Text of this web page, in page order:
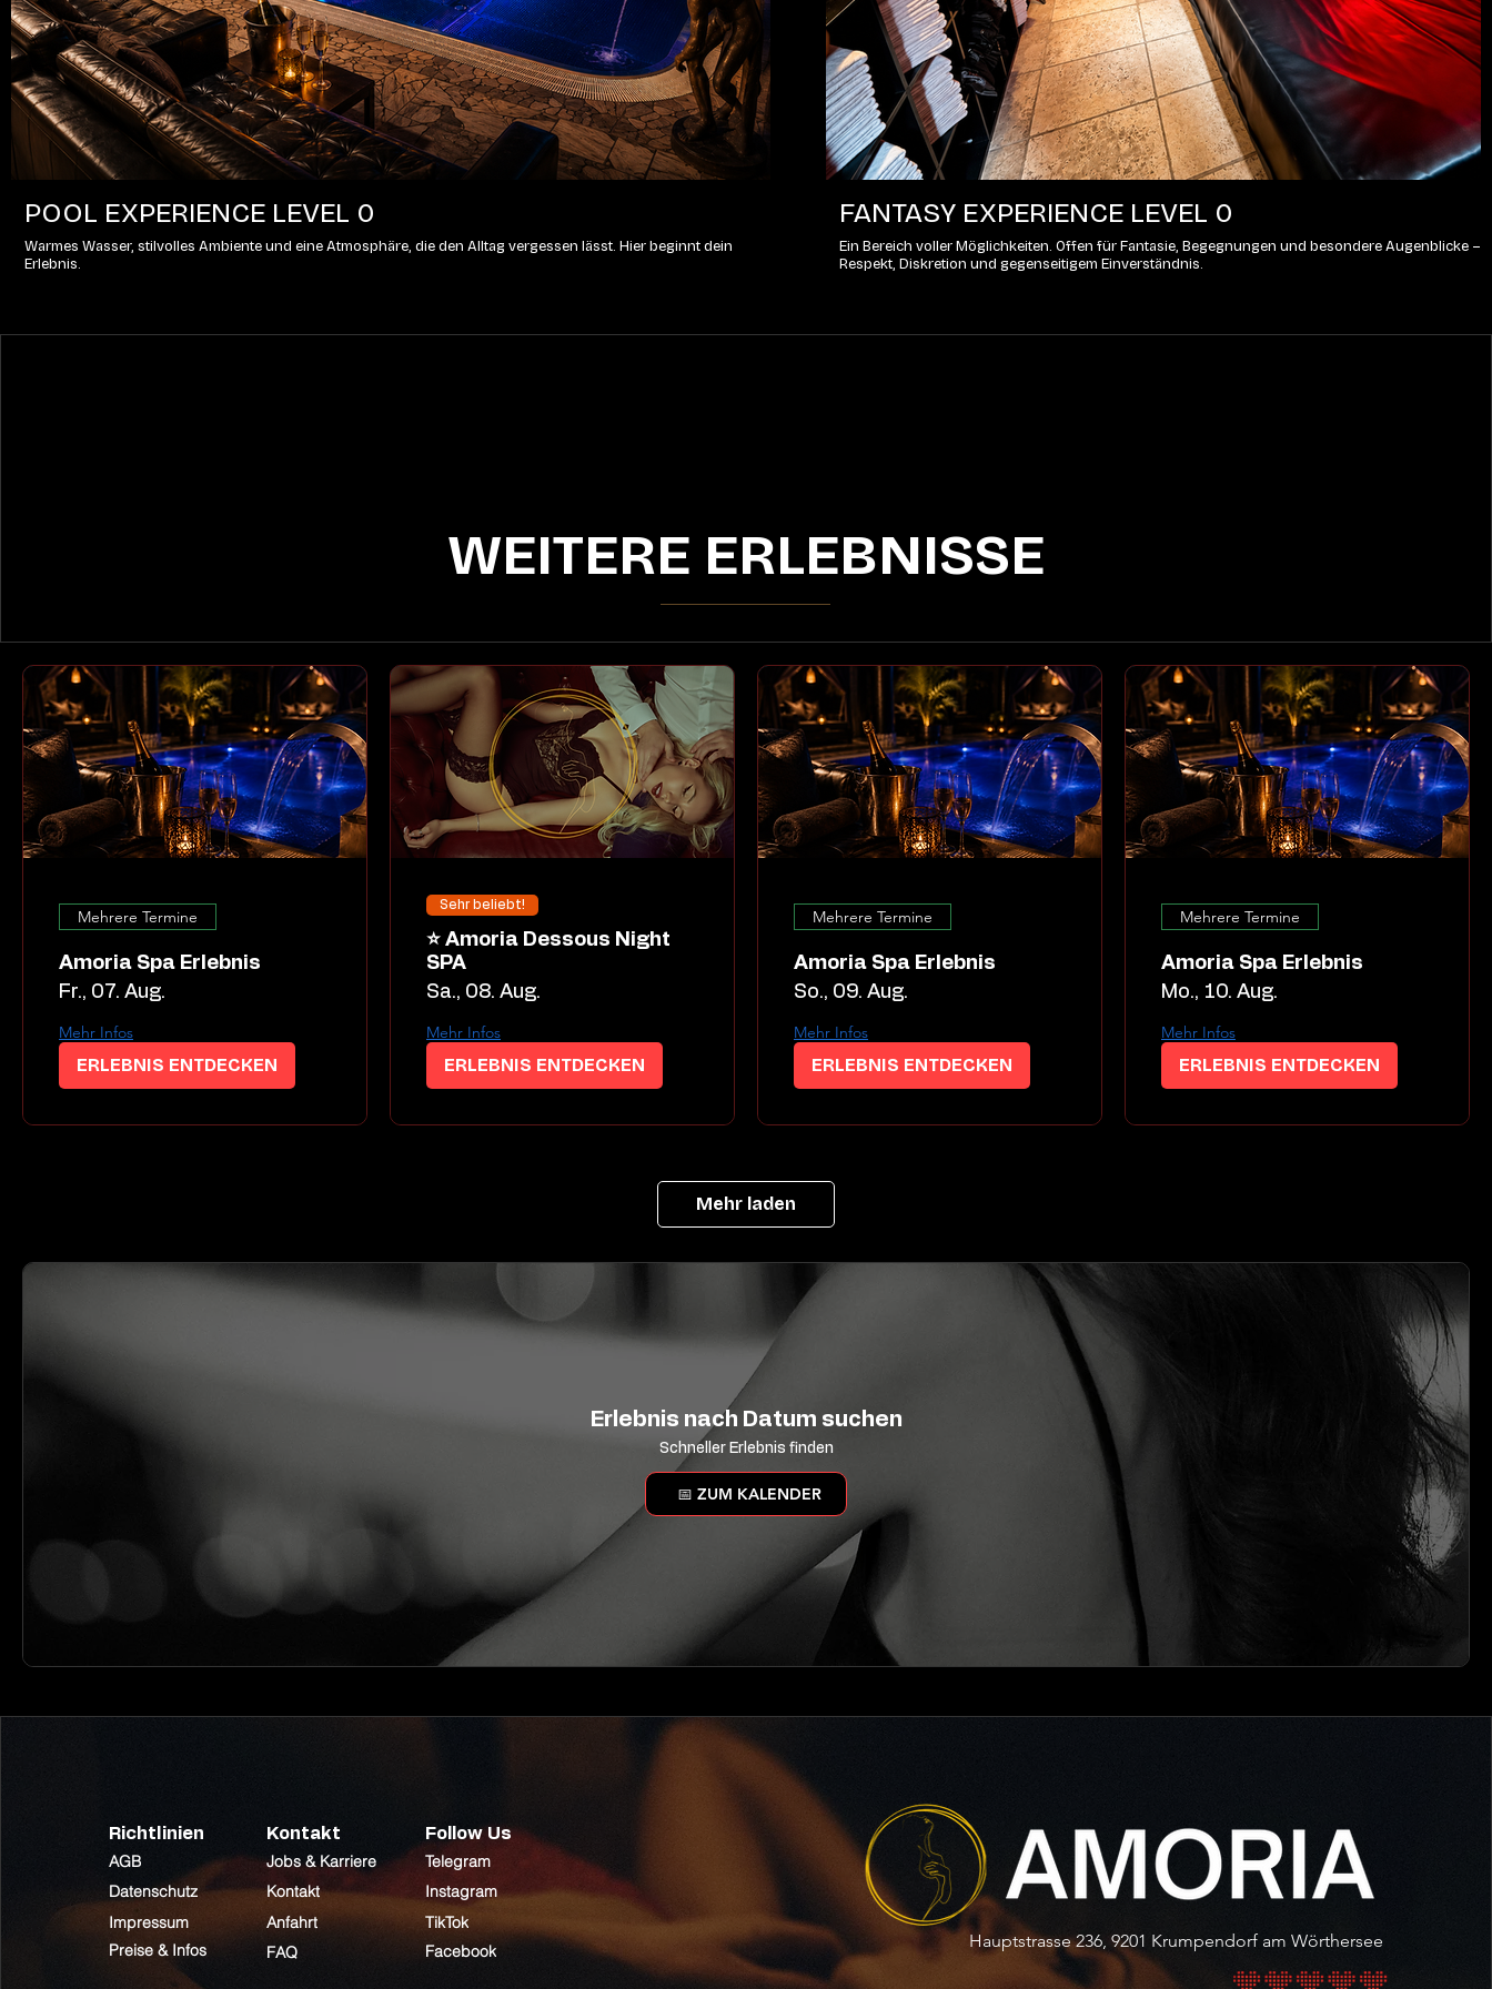
WEITERE ERLEBNISSE
POOL EXPERIENCE LEVEL 0
Warmes Wasser, stilvolles Ambiente und eine Atmosphäre, die den Alltag vergessen lässt. Hier beginnt dein
Erlebnis.
FANTASY EXPERIENCE LEVEL 0
Ein Bereich voller Möglichkeiten. Offen für Fantasie, Begegnungen und besondere Augenblicke –
Respekt, Diskretion und gegenseitigem Einverständnis.
Mehrere Termine
Amoria Spa Erlebnis
Fr., 07. Aug.
Mehr Infos
ERLEBNIS ENTDECKEN
Sehr beliebt!
⭐ Amoria Dessous Night
SPA
Sa., 08. Aug.
Mehr Infos
ERLEBNIS ENTDECKEN
Mehrere Termine
Amoria Spa Erlebnis
So., 09. Aug.
Mehr Infos
ERLEBNIS ENTDECKEN
Mehrere Termine
Amoria Spa Erlebnis
Mo., 10. Aug.
Mehr Infos
ERLEBNIS ENTDECKEN
Mehr laden
Erlebnis nach Datum suchen
Schneller Erlebnis finden
📅 ZUM KALENDER
Richtlinien
AGB
Datenschutz
Impressum
Preise & Infos
Kontakt
Jobs & Karriere
Kontakt
Anfahrt
FAQ
Follow Us
Telegram
Instagram
TikTok
Facebook
Hauptstrasse 236, 9201 Krumpendorf am Wörthersee